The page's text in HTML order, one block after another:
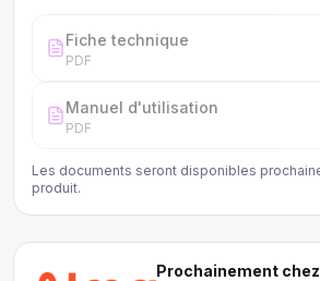
Fiche technique
PDF
Manuel d'utilisation
PDF
Les documents seront disponibles
produit.
Prochainement chez